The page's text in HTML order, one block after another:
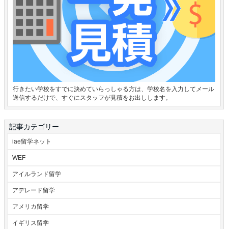
行きたい学校をすでに決めていらっしゃる方は、学校名を入力してメール
送信するだけで、すぐにスタッフが見積をお出しします。
記事カテゴリー
iae留学ネット
WEF
アイルランド留学
アデレード留学
アメリカ留学
イギリス留学